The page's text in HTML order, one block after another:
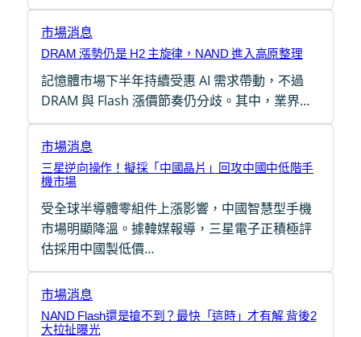
市場消息
DRAM 漲勢仍是 H2 主旋律，NAND 進入高原整理
記憶體市場下半年持續受惠 AI 需求帶動，不過
DRAM 與 Flash 漲價節奏仍分歧。其中，業界…
市場消息
三星逆向操作！擬採「中國晶片」回攻中國中低階手
機市場
受全球半導體零組件上漲影響，中國智慧型手機
市場明顯降溫。據韓媒報導，三星電子正積極評
估採用中國製低價…
市場消息
NAND Flash還是搶不到？最快「這時」才有解 背後2
大拉扯曝光